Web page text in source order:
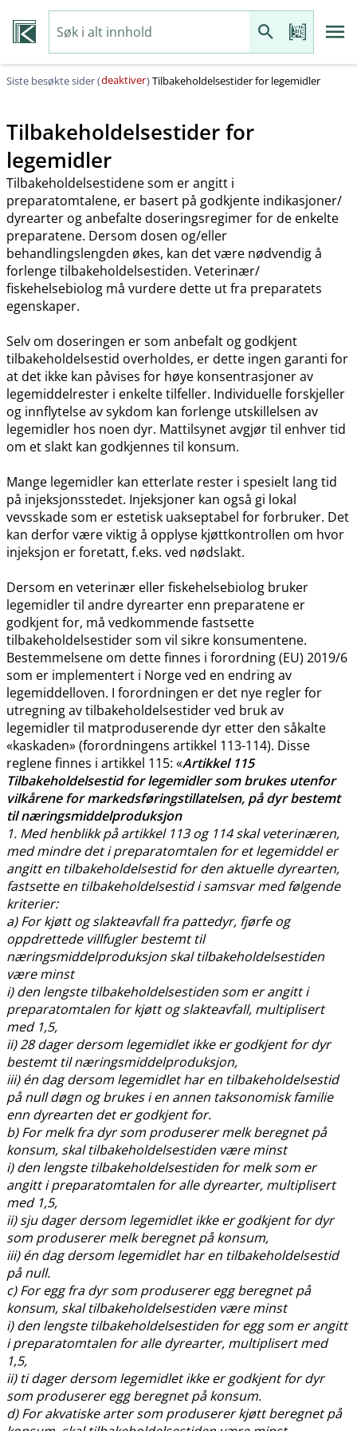
Siste besøkte sider (deaktiver)Tilbakeholdelsestider for legemidler
Tilbakeholdelsestider for
legemidler
Tilbakeholdelsestidene som er angitt i
preparatomtalene, er basert på godkjente indikasjoner​/​
dyrearter og anbefalte doseringsregimer for de enkelte
preparatene. Dersom dosen og​/​eller
behandlingslengden økes, kan det være nødvendig å
forlenge tilbakeholdelsestiden. Veterinær​/​
fiskehelsebiolog må vurdere dette ut fra preparatets
egenskaper.
Selv om doseringen er som anbefalt og godkjent
tilbakeholdelsestid overholdes, er dette ingen garanti for
at det ikke kan påvises for høye konsentrasjoner av
legemiddelrester i enkelte tilfeller. Individuelle forskjeller
og innflytelse av sykdom kan forlenge utskillelsen av
legemidler hos noen dyr. Mattilsynet avgjør til enhver tid
om et slakt kan godkjennes til konsum.
Mange legemidler kan etterlate rester i spesielt lang tid
på injeksjonsstedet. Injeksjoner kan også gi lokal
vevsskade som er estetisk uakseptabel for forbruker. Det
kan derfor være viktig å opplyse kjøttkontrollen om hvor
injeksjon er foretatt, f.eks. ved nødslakt.
Dersom en veterinær eller fiskehelsebiolog bruker
legemidler til andre dyrearter enn preparatene er
godkjent for, må vedkommende fastsette
tilbakeholdelsestider som vil sikre konsumentene.
Bestemmelsene om dette finnes i forordning (EU) 2019/6
som er implementert i Norge ved en endring av
legemiddelloven. I forordningen er det nye regler for
utregning av tilbakeholdelsestider ved bruk av
legemidler til matproduserende dyr etter den såkalte
«kaskaden» (forordningens artikkel 113-114). Disse
reglene finnes i artikkel 115: «Artikkel 115
Tilbakeholdelsestid for legemidler som brukes utenfor
vilkårene for markedsføringstillatelsen, på dyr bestemt
til næringsmiddelproduksjon
1. Med henblikk på artikkel 113 og 114 skal veterinæren,
med mindre det i preparatomtalen for et legemiddel er
angitt en tilbakeholdelsestid for den aktuelle dyrearten,
fastsette en tilbakeholdelsestid i samsvar med følgende
kriterier:
a) For kjøtt og slakteavfall fra pattedyr, fjørfe og
oppdrettede villfugler bestemt til
næringsmiddelproduksjon skal tilbakeholdelsestiden
være minst
i) den lengste tilbakeholdelsestiden som er angitt i
preparatomtalen for kjøtt og slakteavfall, multiplisert
med 1,5,
ii) 28 dager dersom legemidlet ikke er godkjent for dyr
bestemt til næringsmiddelproduksjon,
iii) én dag dersom legemidlet har en tilbakeholdelsestid
på null døgn og brukes i en annen taksonomisk familie
enn dyrearten det er godkjent for.
b) For melk fra dyr som produserer melk beregnet på
konsum, skal tilbakeholdelsestiden være minst
i) den lengste tilbakeholdelsestiden for melk som er
angitt i preparatomtalen for alle dyrearter, multiplisert
med 1,5,
ii) sju dager dersom legemidlet ikke er godkjent for dyr
som produserer melk beregnet på konsum,
iii) én dag dersom legemidlet har en tilbakeholdelsestid
på null.
c) For egg fra dyr som produserer egg beregnet på
konsum, skal tilbakeholdelsestiden være minst
i) den lengste tilbakeholdelsestiden for egg som er angitt
i preparatomtalen for alle dyrearter, multiplisert med
1,5,
ii) ti dager dersom legemidlet ikke er godkjent for dyr
som produserer egg beregnet på konsum.
d) For akvatiske arter som produserer kjøtt beregnet på